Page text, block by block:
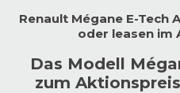
Renault Mégane E-Tech
oder leasen im
Das Modell
zum